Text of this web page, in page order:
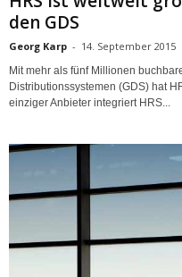
den GDS
Georg Karp - 14. September 2015
Mit mehr als fünf Millionen
Distributionssystemen (GDS) hat
einziger Anbieter integriert HRS...